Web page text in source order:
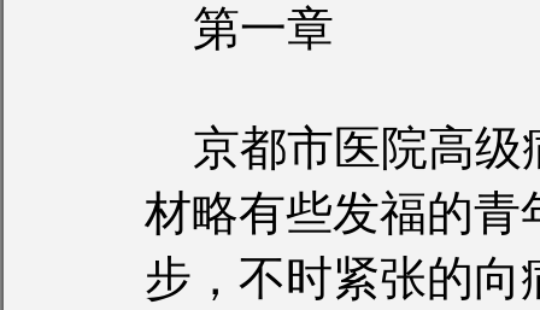
第一章
京都市医院高级
材略有些发福的青
步，不时紧张的向